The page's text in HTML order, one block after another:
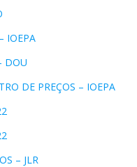
IOEPA
DOU
DE PREÇOS – IOEPA
– JLR